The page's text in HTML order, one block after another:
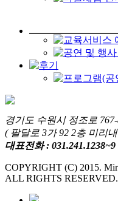
경기도 수원시 정조로
( 팔달로 3가 92 2층 미리
대표전화 : 031.241.1238~9
COPYRIGHT (C) 2015.
ALL RIGHTS RESERVED.